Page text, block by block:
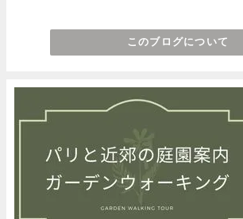
このブログについて